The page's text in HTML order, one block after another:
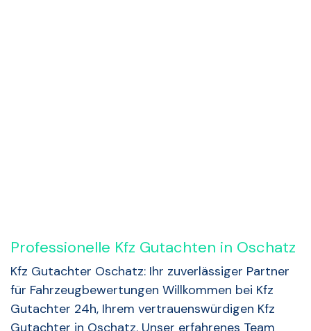
Professionelle Kfz Gutachten in Oschatz
Kfz Gutachter Oschatz: Ihr zuverlässiger Partner
für Fahrzeugbewertungen Willkommen bei Kfz
Gutachter 24h, Ihrem vertrauenswürdigen Kfz